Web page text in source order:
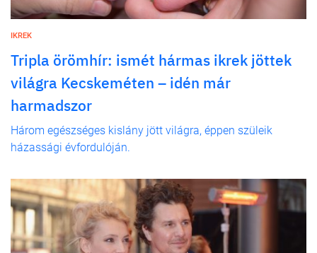
IKREK
Tripla örömhír: ismét hármas ikrek jöttek
világra Kecskeméten – idén már
harmadszor
Három egészséges kislány jött világra, éppen szüleik
házassági évfordulóján.